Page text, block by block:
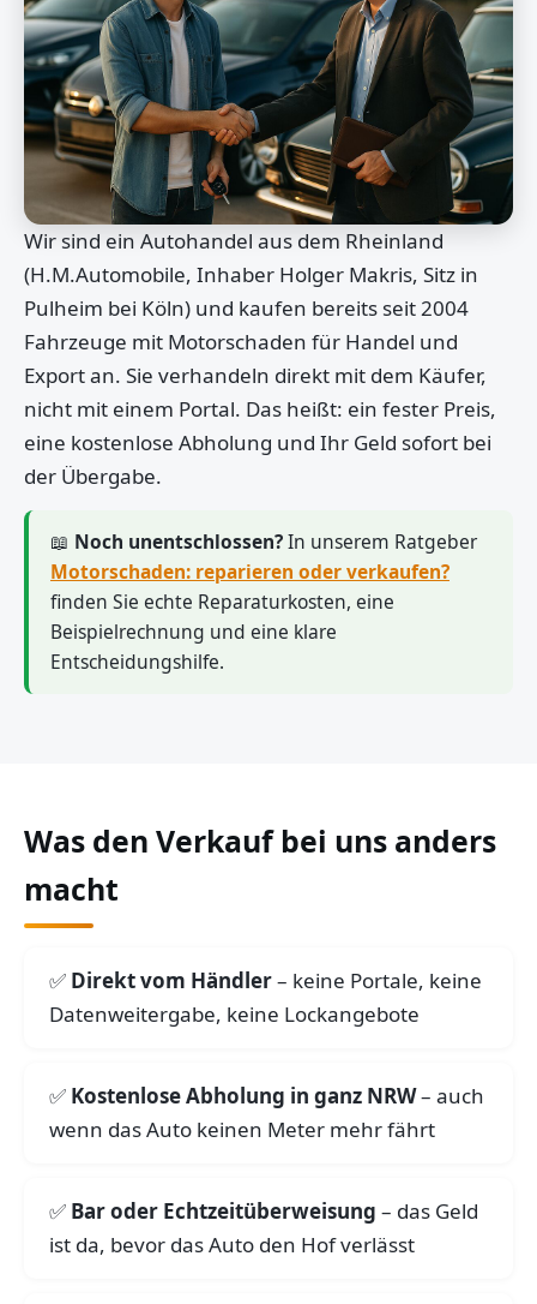
Wir sind ein Autohandel aus dem Rheinland
(H.M.Automobile, Inhaber Holger Makris, Sitz in
Pulheim bei Köln) und kaufen bereits seit 2004
Fahrzeuge mit Motorschaden für Handel und
Export an. Sie verhandeln direkt mit dem Käufer,
nicht mit einem Portal. Das heißt: ein fester Preis,
eine kostenlose Abholung und Ihr Geld sofort bei
der Übergabe.
📖 Noch unentschlossen?In unserem Ratgeber
Motorschaden: reparieren oder verkaufen?
finden Sie echte Reparaturkosten, eine
Beispielrechnung und eine klare
Entscheidungshilfe.
Was den Verkauf bei uns anders
macht
Direkt vom Händler– keine Portale, keine
Datenweitergabe, keine Lockangebote
Kostenlose Abholung in ganz NRW– auch
wenn das Auto keinen Meter mehr fährt
Bar oder Echtzeitüberweisung – das Geld
ist da, bevor das Auto den Hof verlässt